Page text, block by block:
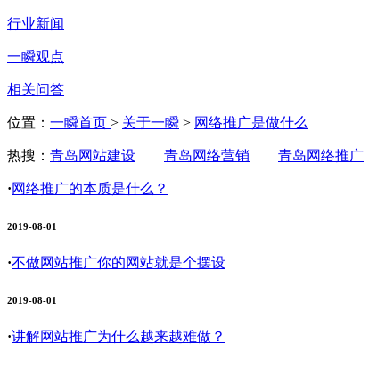
行业新闻
一瞬观点
相关问答
位置： 一瞬首页 > 关于一瞬 > 网络推广是做什么
热搜： 青岛网站建设 青岛网络营销 青岛网络推广
·网络推广的本质是什么？
2019-08-01
·不做网站推广你的网站就是个摆设
2019-08-01
·讲解网站推广为什么越来越难做？